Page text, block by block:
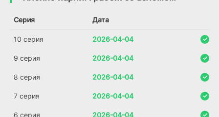
Серия Дата
10 серия 2026-04-04
9 серия 2026-04-04
8 серия 2026-04-04
7 серия 2026-04-04
6 серия 2026-04-04